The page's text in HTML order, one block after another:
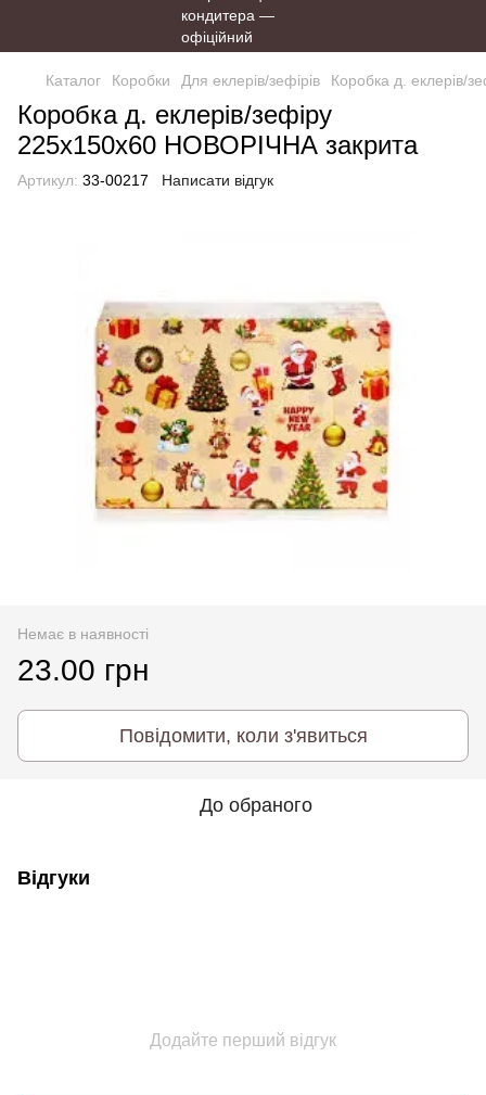
Каталог Коробки Для еклерів/зефірів Коробка д. еклерів/
Коробка д. еклерів/зефіру
225х150х60 НОВОРІЧНА закрита
Артикул: 33-00217 Написати відгук
Немає в наявності
23.00 грн
Повідомити, коли з'явиться
До обраного
Відгуки
Додайте перший відгук